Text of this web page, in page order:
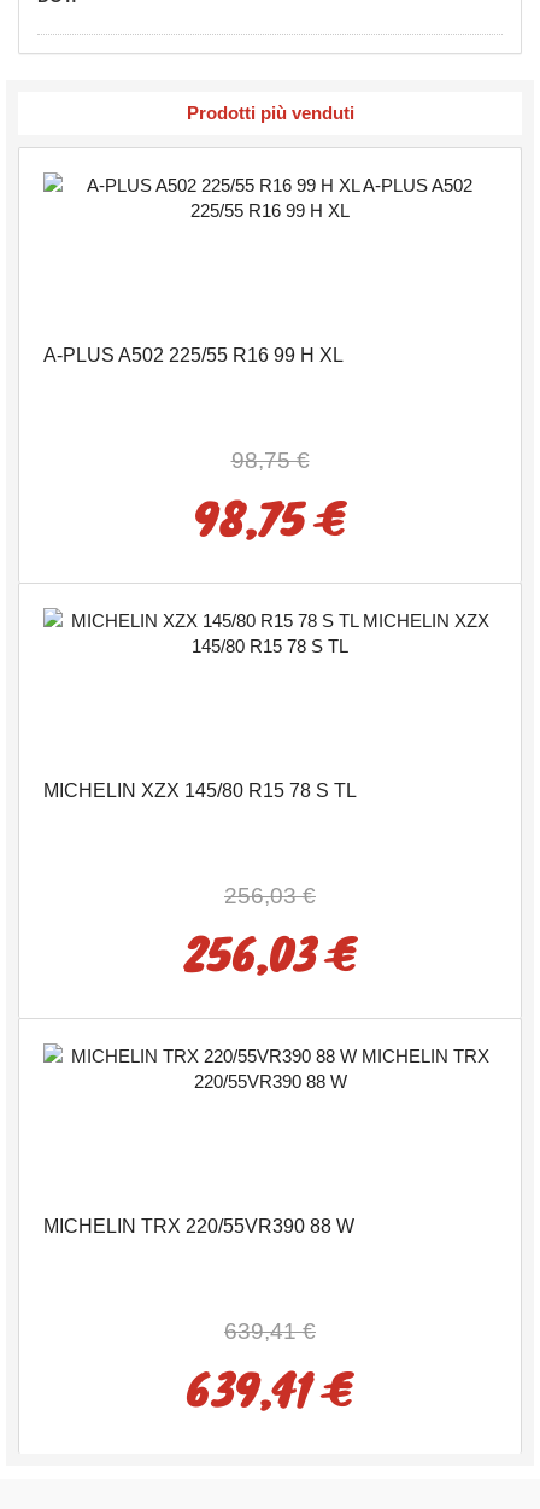
Prodotti più venduti
A-PLUS A502 225/55 R16 99 H XL
98,75 €
98,75 €
MICHELIN XZX 145/80 R15 78 S TL
256,03 €
256,03 €
MICHELIN TRX 220/55VR390 88 W
639,41 €
639,41 €